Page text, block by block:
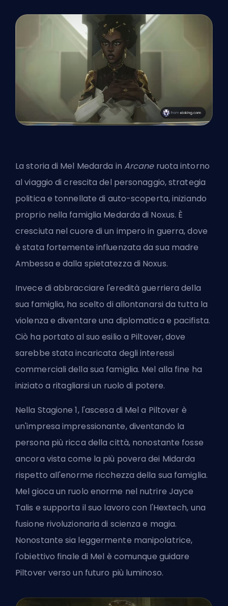
La storia di Mel Medarda in Arcaneruota intorno
al viaggio di crescita del personaggio, strategia
politica e tonnellate di auto-scoperta, iniziando
proprio nella famiglia Medarda di Noxus. È
cresciuta nel cuore di un impero in guerra, dove
è stata fortemente influenzata da sua madre
Ambessa e dalla spietatezza di Noxus.
Invece di abbracciare l'eredità guerriera della
sua famiglia, ha scelto di allontanarsi da tutta la
violenza e diventare una diplomatica e pacifista.
Ciò ha portato al suo esilio a Piltover, dove
sarebbe stata incaricata degli interessi
commerciali della sua famiglia. Mel alla fine ha
iniziato a ritagliarsi un ruolo di potere.
Nella Stagione 1, l'ascesa di Mel a Piltover è
un'impresa impressionante, diventando la
persona più ricca della città, nonostante fosse
ancora vista come la più povera dei Midarda
rispetto all'enorme ricchezza della sua famiglia.
Mel gioca un ruolo enorme nel nutrire Jayce
Talis e supporta il suo lavoro con l'Hextech, una
fusione rivoluzionaria di scienza e magia.
Nonostante sia leggermente manipolatrice,
l'obiettivo finale di Mel è comunque guidare
Piltover verso un futuro più luminoso.